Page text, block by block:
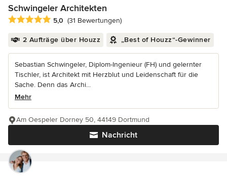
Schwingeler Architekten
Durchschnittliche Bewertung: 5 von 5 Sternen
5,0 (31 Bewertungen)
2 Aufträge über Houzz „Best of Houzz“-Gewinner
Sebastian Schwingeler, Diplom-Ingenieur (FH) und gelernter
Tischler, ist Architekt mit Herzblut und Leidenschaft für die
Sache. Denn das Archi...
Mehr
Nachricht
Am Oespeler Dorney 50, 44149 Dortmund